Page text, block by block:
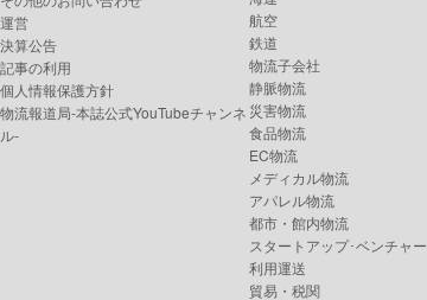
運営
決算公告
記事の利用
個人情報保護方針
物流報道局-本誌公式YouTubeチャンネ
ル-
航空
鉄道
物流子会社
静脈物流
災害物流
食品物流
EC物流
メディカル物流
アパレル物流
都市・館内物流
スタートアップ･ベンチャー
利用運送
貿易・税関